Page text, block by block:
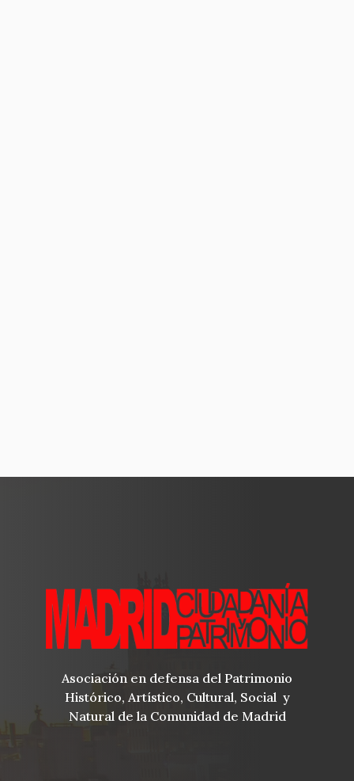
Asociación en defensa del Patrimonio
Histórico, Artístico, Cultural, Social y
Natural de la Comunidad de Madrid